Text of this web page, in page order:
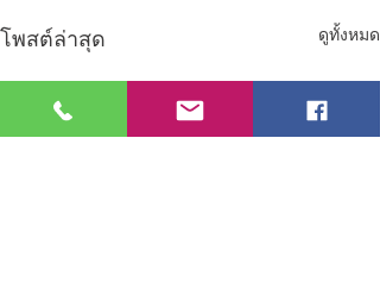
โพสต์ล่าสุด ดูทั้งหมด